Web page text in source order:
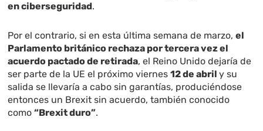
en ciberseguridad.
Por el contrario, si en esta última semana de marzo,el
Parlamento británico rechaza por tercera vez el
acuerdo pactado de retirada, el Reino Unido dejaría de
ser parte de la UE el próximo viernes12 de abrily su
salida se llevaría a cabo sin garantías, produciéndose
entonces un Brexit sin acuerdo, también conocido
como“Brexit duro”.